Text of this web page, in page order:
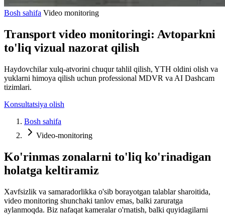
Bosh sahifa Video monitoring
Transport video monitoringi: Avtoparkni
to'liq vizual nazorat qilish
Haydovchilar xulq-atvorini chuqur tahlil qilish, YTH oldini olish va
yuklarni himoya qilish uchun professional MDVR va AI Dashcam
tizimlari.
Konsultatsiya olish
Bosh sahifa
Video-monitoring
Ko'rinmas zonalarni to'liq ko'rinadigan
holatga keltiramiz
Xavfsizlik va samaradorlikka o'sib borayotgan talablar sharoitida,
video monitoring shunchaki tanlov emas, balki zaruratga
aylanmoqda. Biz nafaqat kameralar o'rnatish, balki quyidagilarni